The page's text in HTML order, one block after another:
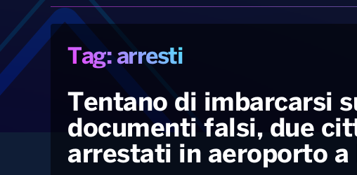
Tag: arresti
Tentano di imbarcarsi
documenti falsi, due
arrestati in aeroporto a